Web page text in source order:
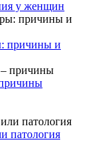
у женщин
причины и
патология